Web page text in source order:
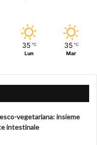
35 ℃
Lun
35 ℃
Mar
vegetariana: insieme
intestinale